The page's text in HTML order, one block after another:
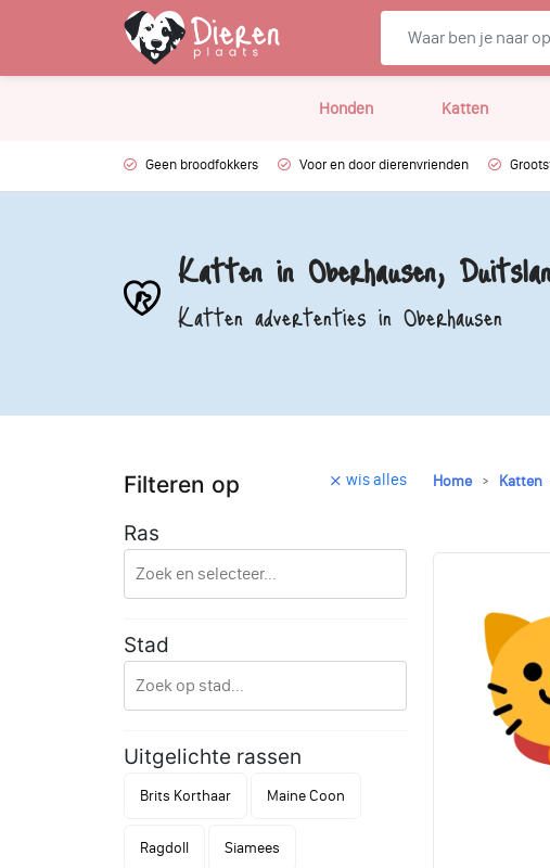
Honden Katten
Geen broodfokkers Voor en door dierenvrienden
Katten in Oberhausen,
Katten advertenties in Oberhausen
Filteren op wis alles
Ras
Stad
Uitgelichte rassen
Brits Korthaar Maine Coon
Ragdoll Siamees
Home Katten